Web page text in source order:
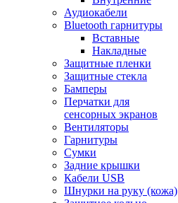
Аудиокабели
Bluetooth гарнитуры
Вставные
Накладные
Защитные пленки
Защитные стекла
Бамперы
Перчатки для
сенсорных экранов
Вентиляторы
Гарнитуры
Сумки
Задние крышки
Кабели USB
Шнурки на руку (кожа)